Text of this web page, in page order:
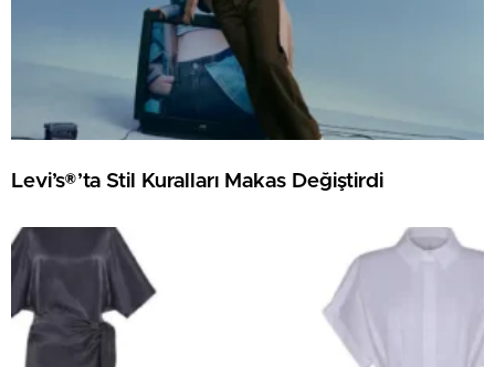
Levi’s®’ta Stil Kuralları Makas Değiştirdi